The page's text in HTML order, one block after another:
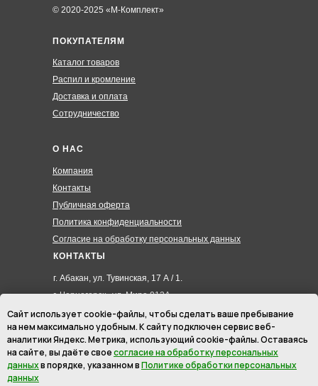
ПОКУПАТЕЛЯМ
Каталог товаров
Распил и кромление
Доставка и оплата
Сотрудничество
О НАС
Компания
Контакты
Публичная оферта
Политика конфиденциальности
Согласие на обработку персональных данных
КОНТАКТЫ
г. Абакан, ул. Тувинская, 17 А / 1.
г. Черногорск , ул. Мира 012А
8 (3902) 285-171
8 (908) 326-24-00
8 (902) 467-09-70
hmk19@mail.ru
© 2020-2025 «М-Комплект»
Сайт использует cookie-файлы, чтобы сделать ваше пребывание
на нем максимально удобным. К cайту подключен сервис веб-
аналитики Яндекс. Метрика, использующий cookie-файлы. Оставаясь
на сайте, вы даёте своесогласие на обработку персональных
данныхв порядке, указанном вПолитике обработки персональных
данных